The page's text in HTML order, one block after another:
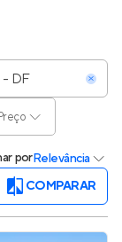
porRelevância
COMPARAR